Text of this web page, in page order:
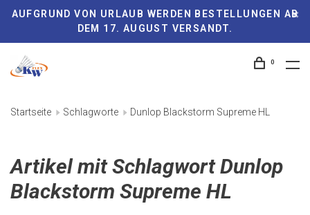
AUFGRUND VON URLAUB WERDEN BESTELLUNGEN AB
DEM 17. AUGUST VERSANDT.
0
Startseite Schlagworte Dunlop Blackstorm Supreme HL
Artikel mit Schlagwort Dunlop
Blackstorm Supreme HL